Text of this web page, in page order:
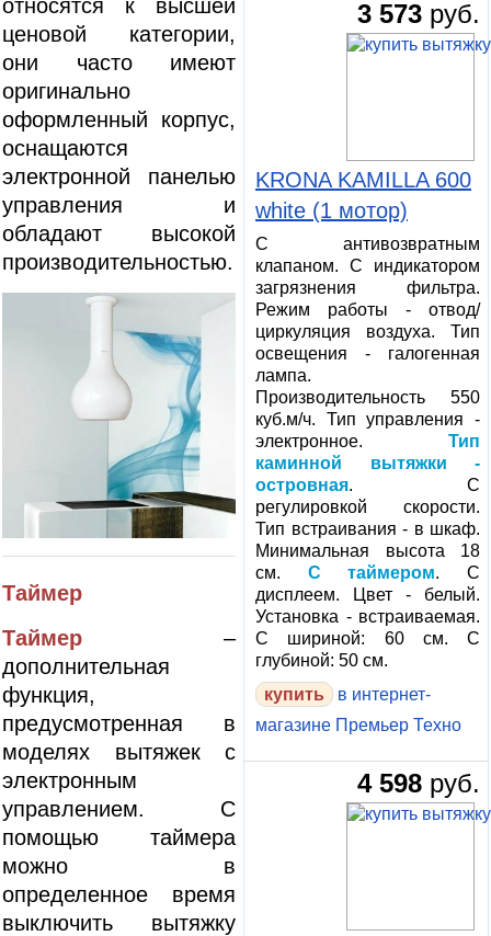
относятся к высшей
ценовой категории,
они часто имеют
оригинально
оформленный корпус,
оснащаются
электронной панелью
управления и
обладают высокой
производительностью.
Таймер
Таймер –
дополнительная
функция,
предусмотренная в
моделях вытяжек с
электронным
управлением. С
помощью таймера
можно в
определенное время
выключить вытяжку
3 573 руб.
KRONA KAMILLA 600
white (1 мотор)
С антивозвратным
клапаном. С индикатором
загрязнения фильтра.
Режим работы - отвод/
циркуляция воздуха. Тип
освещения - галогенная
лампа.
Производительность 550
куб.м/ч. Тип управления -
электронное. Тип
каминной вытяжки -
островная. С
регулировкой скорости.
Тип встраивания - в шкаф.
Минимальная высота 18
см. С таймером. С
дисплеем. Цвет - белый.
Установка - встраиваемая.
С шириной: 60 см. С
глубиной: 50 см.
в интернет-
магазине Премьер Техно
4 598 руб.